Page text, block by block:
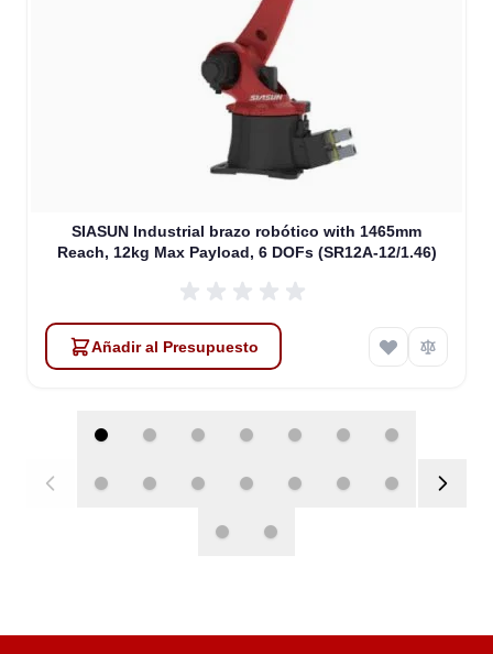
SIASUN Industrial brazo robótico with 1465mm
Reach, 12kg Max Payload, 6 DOFs (SR12A-12/1.46)
Añadir al Presupuesto